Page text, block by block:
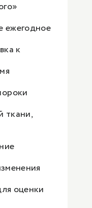
ежегодное
к
ткани,
оценки